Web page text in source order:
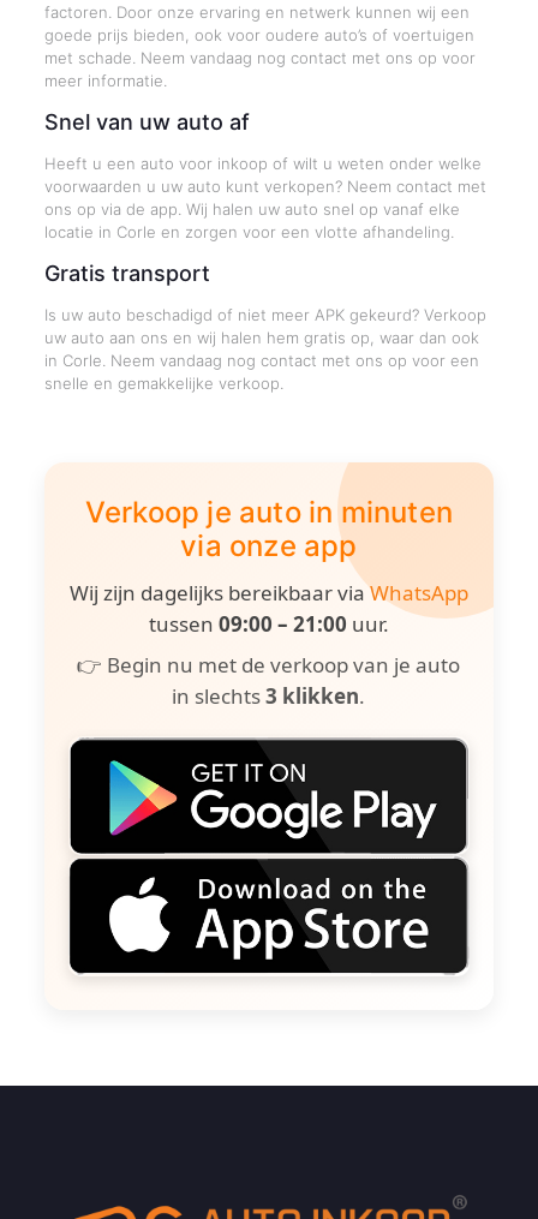
factoren. Door onze ervaring en netwerk kunnen wij een
goede prijs bieden, ook voor oudere auto’s of voertuigen
met schade. Neem vandaag nog contact met ons op voor
meer informatie.
Snel van uw auto af
Heeft u een auto voor inkoop of wilt u weten onder welke
voorwaarden u uw auto kunt verkopen? Neem contact met
ons op via de app. Wij halen uw auto snel op vanaf elke
locatie in Corle en zorgen voor een vlotte afhandeling.
Gratis transport
Is uw auto beschadigd of niet meer APK gekeurd? Verkoop
uw auto aan ons en wij halen hem gratis op, waar dan ook
in Corle. Neem vandaag nog contact met ons op voor een
snelle en gemakkelijke verkoop.
Verkoop je auto in minuten
via onze app
Wij zijn dagelijks bereikbaar viaWhatsApp
tussen 09:00 – 21:00 uur.
👉 Begin nu met de verkoop van je auto
in slechts3 klikken.